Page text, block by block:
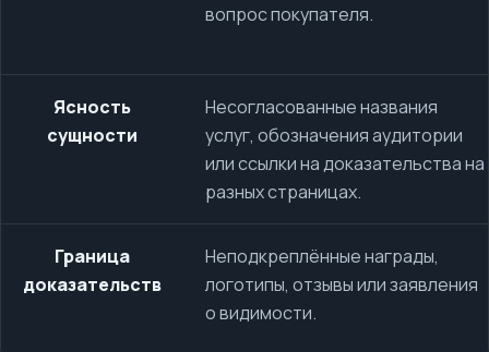
вопрос покупателя.
Ясность
сущности
Несогласованные названия
услуг, обозначения аудитории
или ссылки на доказательства на
разных страницах.
Граница
доказательств
Неподкреплённые награды,
логотипы, отзывы или заявления
о видимости.